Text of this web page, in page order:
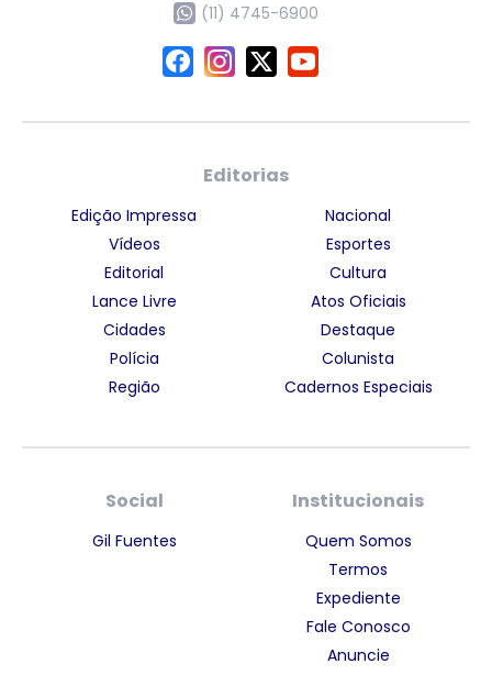
(11) 4745-6900
Editorias
Edição Impressa
Vídeos
Editorial
Lance Livre
Cidades
Polícia
Região
Nacional
Esportes
Cultura
Atos Oficiais
Destaque
Colunista
Cadernos Especiais
Social
Gil Fuentes
Institucionais
Quem Somos
Termos
Expediente
Fale Conosco
Anuncie